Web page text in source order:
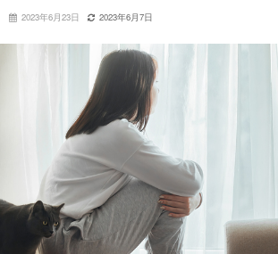
2023年6月23日 2023年6月7日